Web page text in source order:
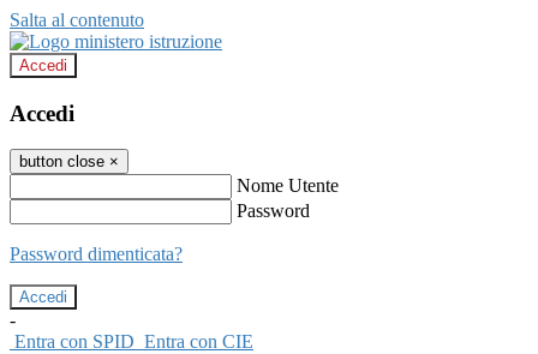
Salta al contenuto
Accedi
Accedi
button close ×
Nome Utente
Password
Password dimenticata?
-
Entra con SPID Entra con CIE